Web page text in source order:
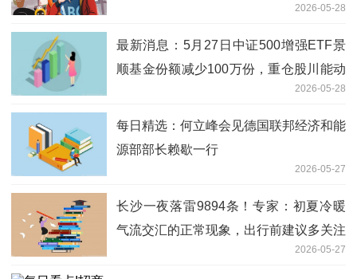
2026-05-28
最新消息：5月27日中证500增强ETF景
顺基金份额减少100万份，重仓股川能动
2026-05-28
每日精选：何立峰会见德国联邦经济和能
源部部长赖歇一行
2026-05-27
长沙一夜落雷9894条！专家：初夏冷暖
气流交汇的正常现象，出行前建议多关注
2026-05-27